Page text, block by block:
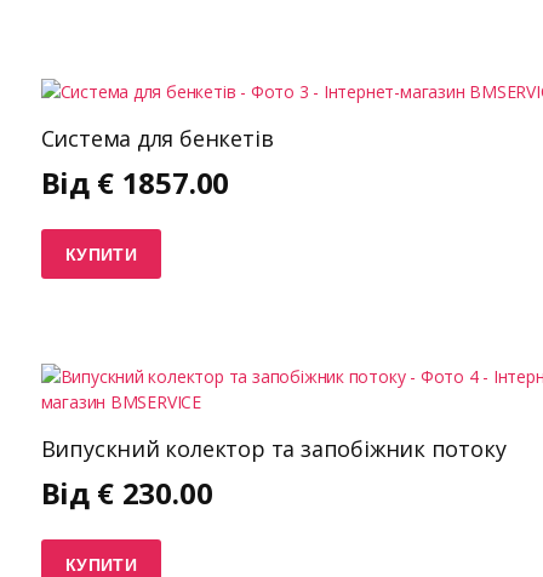
Система для бенкетів
Від € 1857.00
КУПИТИ
Випускний колектор та запобіжник потоку
Від € 230.00
КУПИТИ